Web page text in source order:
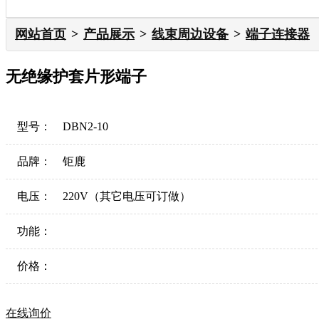
网站首页 产品展示 线束周边设备 端子连接器
无绝缘护套片形端子
型号： DBN2-10
品牌： 钜鹿
电压： 220V（其它电压可订做）
功能：
价格：
在线询价